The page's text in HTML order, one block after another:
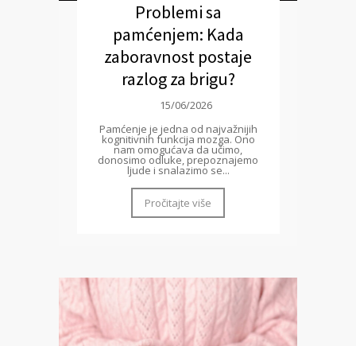
Problemi sa
pamćenjem: Kada
zaboravnost postaje
razlog za brigu?
15/06/2026
Pamćenje je jedna od najvažnijih
kognitivnih funkcija mozga. Ono
nam omogućava da učimo,
donosimo odluke, prepoznajemo
ljude i snalazimo se...
Pročitajte više